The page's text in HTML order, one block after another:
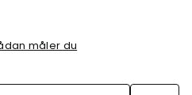
måler du